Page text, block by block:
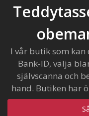
I vår butik som
Bank-ID, välja
självscanna och
hand. Butiken har